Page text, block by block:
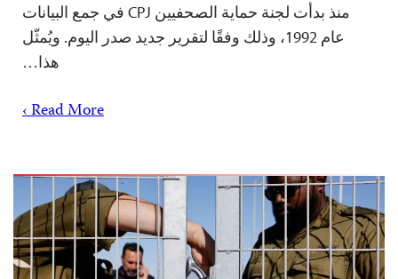
منذ بدأت لجنة حماية الصحفيين CPJ في جمع البيانات
عام 1992، وذلك وفقًا لتقرير جديد صدر اليوم. ويُمثّل
هذا…
Read More ›